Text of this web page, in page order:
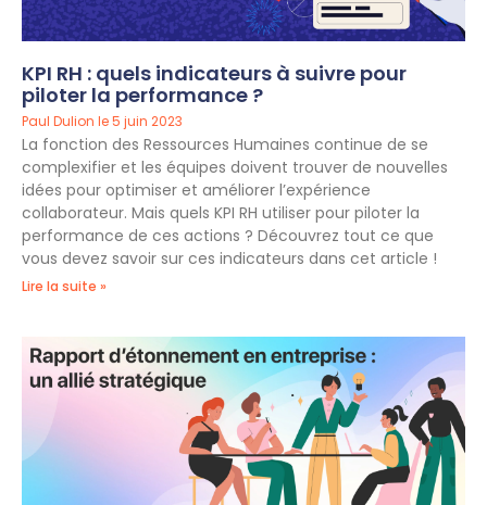
KPI RH : quels indicateurs à suivre pour
piloter la performance ?
Paul Dulion 5 juin 2023
La fonction des Ressources Humaines continue de se
complexifier et les équipes doivent trouver de nouvelles
idées pour optimiser et améliorer l’expérience
collaborateur. Mais quels KPI RH utiliser pour piloter la
performance de ces actions ? Découvrez tout ce que
vous devez savoir sur ces indicateurs dans cet article !
Lire la suite »